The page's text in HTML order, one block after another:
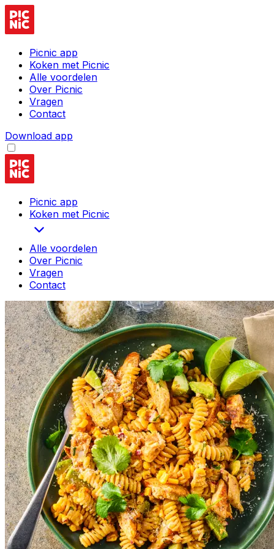
Picnic app
Koken met Picnic
Alle voordelen
Over Picnic
Vragen
Contact
Download app
Picnic app
Koken met Picnic
Alle voordelen
Over Picnic
Vragen
Contact